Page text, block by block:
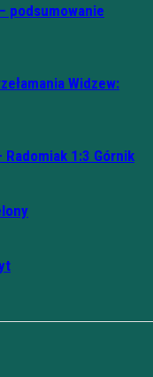
podsumowanie
Widzew:
1:3 Górnik